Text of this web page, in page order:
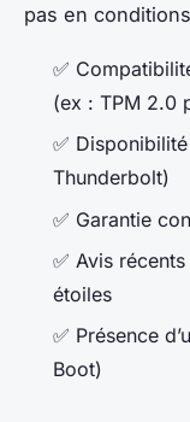
pas en
✅
(ex : TPM 2.0
✅
Thunderbolt)
✅ Garantie
✅ Avis
étoiles
✅ Présence
Boot)